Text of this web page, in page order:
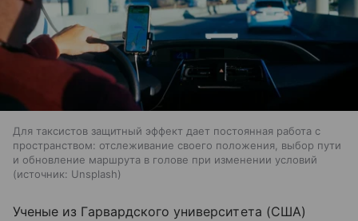
Для таксистов защитный эффект дает постоянная работа с
пространством: отслеживание своего положения, выбор пути
и обновление маршрута в голове при изменении условий
источник: Unsplash
Ученые из Гарвардского университета (США)